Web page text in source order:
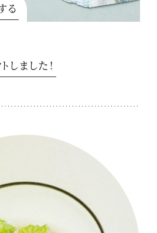
る
しました！